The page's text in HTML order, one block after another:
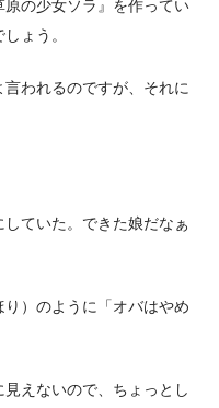
の少女ソラ』を作ってい
ょう。
われるのですが、それに
ていた。できた娘だなぁ
）のように「オバはやめ
えないので、ちょっとし